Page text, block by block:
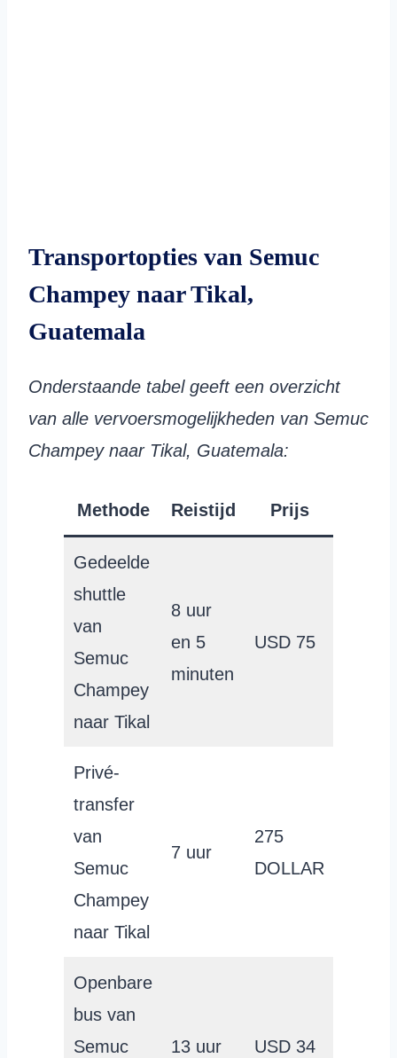
Transportopties van Semuc
Champey naar Tikal,
Guatemala
Onderstaande tabel geeft een overzicht
van alle vervoersmogelijkheden van Semuc
Champey naar Tikal, Guatemala:
Methode Reistijd Prijs
Gedeelde
shuttle
van
Semuc
Champey
naar Tikal
8 uur
en 5
minuten
USD 75
Privé-
transfer
van
Semuc
Champey
naar Tikal
7 uur
275
DOLLAR
Openbare
bus van
Semuc
13 uur USD 34